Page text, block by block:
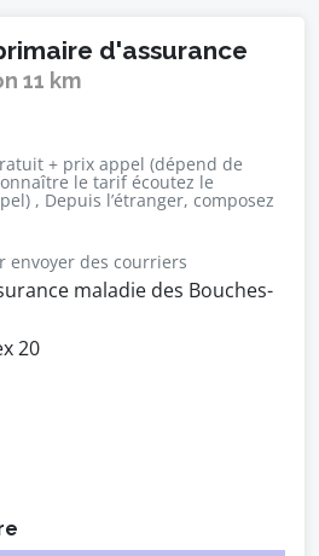
d'assurance
11 km
+ prix appel (dépend de
le tarif écoutez le
, Depuis l’étranger, composez
envoyer des courriers
maladie des Bouches-
20